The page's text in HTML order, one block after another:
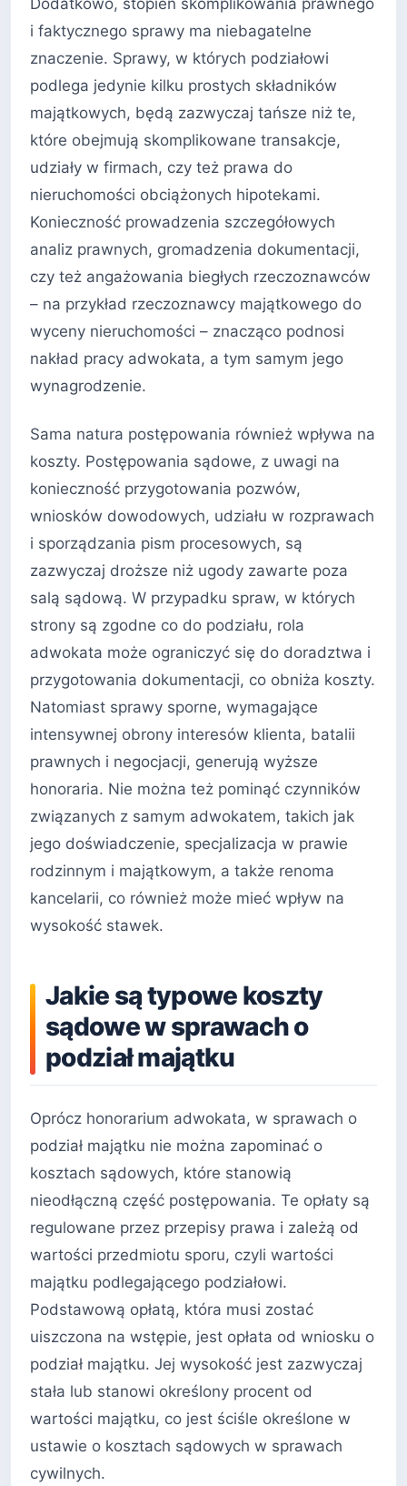
i faktycznego sprawy ma niebagatelne
znaczenie. Sprawy, w których podziałowi
podlega jedynie kilku prostych składników
majątkowych, będą zazwyczaj tańsze niż te,
które obejmują skomplikowane transakcje,
udziały w firmach, czy też prawa do
nieruchomości obciążonych hipotekami.
Konieczność prowadzenia szczegółowych
analiz prawnych, gromadzenia dokumentacji,
czy też angażowania biegłych rzeczoznawców
– na przykład rzeczoznawcy majątkowego do
wyceny nieruchomości – znacząco podnosi
nakład pracy adwokata, a tym samym jego
wynagrodzenie.
Sama natura postępowania również wpływa na
koszty. Postępowania sądowe, z uwagi na
konieczność przygotowania pozwów,
wniosków dowodowych, udziału w rozprawach
i sporządzania pism procesowych, są
zazwyczaj droższe niż ugody zawarte poza
salą sądową. W przypadku spraw, w których
strony są zgodne co do podziału, rola
adwokata może ograniczyć się do doradztwa i
przygotowania dokumentacji, co obniża koszty.
Natomiast sprawy sporne, wymagające
intensywnej obrony interesów klienta, batalii
prawnych i negocjacji, generują wyższe
honoraria. Nie można też pominąć czynników
związanych z samym adwokatem, takich jak
jego doświadczenie, specjalizacja w prawie
rodzinnym i majątkowym, a także renoma
kancelarii, co również może mieć wpływ na
wysokość stawek.
Jakie są typowe koszty
sądowe w sprawach o
podział majątku
Oprócz honorarium adwokata, w sprawach o
podział majątku nie można zapominać o
kosztach sądowych, które stanowią
nieodłączną część postępowania. Te opłaty są
regulowane przez przepisy prawa i zależą od
wartości przedmiotu sporu, czyli wartości
majątku podlegającego podziałowi.
Podstawową opłatą, która musi zostać
uiszczona na wstępie, jest opłata od wniosku o
podział majątku. Jej wysokość jest zazwyczaj
stała lub stanowi określony procent od
wartości majątku, co jest ściśle określone w
ustawie o kosztach sądowych w sprawach
cywilnych.